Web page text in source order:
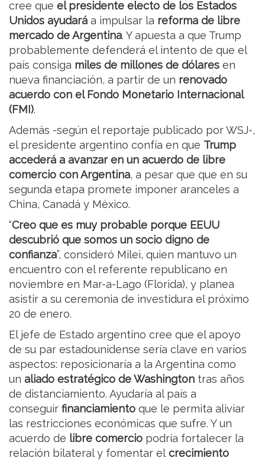
cree que el presidente electo de los Estados
Unidos ayudará a impulsar la reforma de libre
mercado de Argentina. Y apuesta a que Trump
probablemente defenderá el intento de que el
país consiga miles de millones de dólares en
nueva financiación, a partir de un renovado
acuerdo con el Fondo Monetario Internacional
(FMI).
Además -según el reportaje publicado por WSJ-,
el presidente argentino confía en que Trump
accederá a avanzar en un acuerdo de libre
comercio con Argentina, a pesar que que en su
segunda etapa promete imponer aranceles a
China, Canadá y México.
“Creo que es muy probable porque EEUU
descubrió que somos un socio digno de
confianza”, consideró Milei, quien mantuvo un
encuentro con el referente republicano en
noviembre en Mar-a-Lago (Florida), y planea
asistir a su ceremonia de investidura el próximo
20 de enero.
El jefe de Estado argentino cree que el apoyo
de su par estadounidense sería clave en varios
aspectos: reposicionaría a la Argentina como
un aliado estratégico de Washington tras años
de distanciamiento. Ayudaría al país a
conseguir financiamiento que le permita aliviar
las restricciones económicas que sufre. Y un
acuerdo de libre comercio podría fortalecer la
relación bilateral y fomentar elcrecimiento